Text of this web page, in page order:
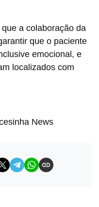
a colaboração da
que o paciente
emocional, e
localizados com
News